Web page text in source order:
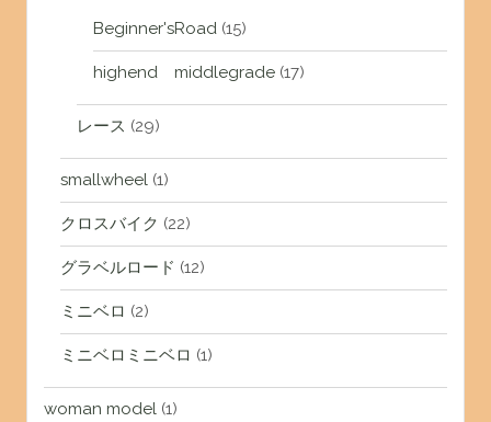
Beginner'sRoad(15)
highend middlegrade(17)
レース (29)
smallwheel(1)
クロスバイク (22)
グラベルロード (12)
ミニベロ (2)
ミニベロミニベロ (1)
woman model(1)